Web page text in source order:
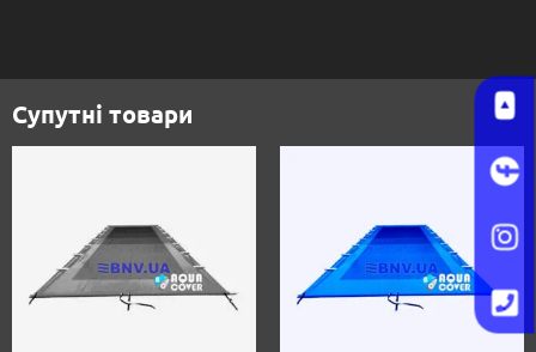
Супутні товари